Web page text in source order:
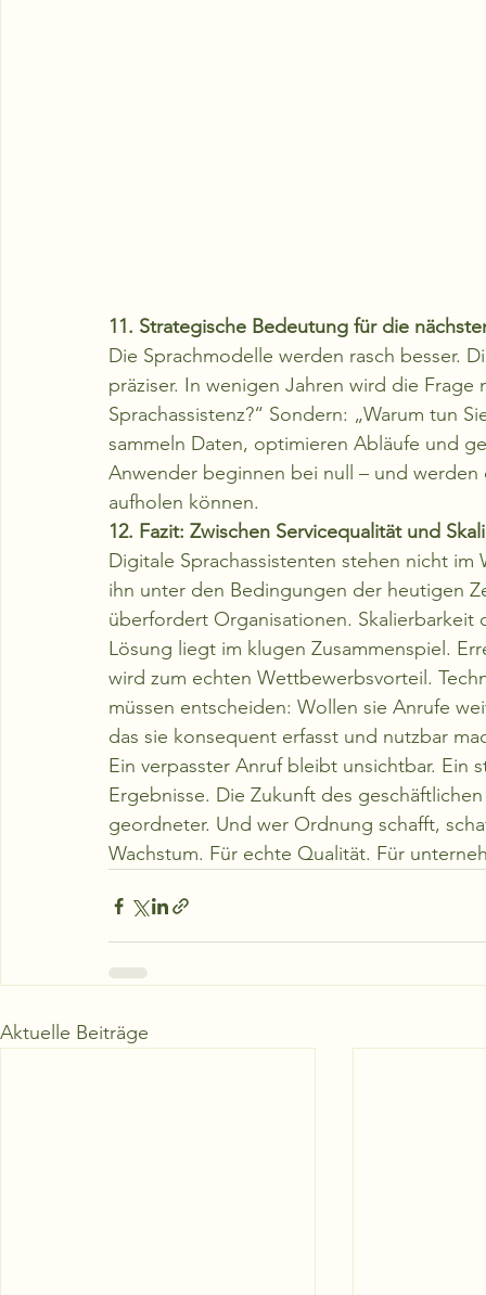
11. Strategische Bedeutung für die
Die Sprachmodelle werden rasch besser.
präziser. In wenigen Jahren wird die
Sprachassistenz?“ Sondern: „Warum tun
sammeln Daten, optimieren Abläufe und
Anwender beginnen bei null – und
aufholen können.
12. Fazit: Zwischen Servicequalität und
Digitale Sprachassistenten stehen nicht
ihn unter den Bedingungen der heutigen
überfordert Organisationen.
Lösung liegt im klugen Zusammenspiel.
wird zum echten Wettbewerbsvorteil.
müssen entscheiden: Wollen sie Anrufe
das sie konsequent erfasst und nutzbar
Ein verpasster Anruf bleibt unsichtbar. Ein
Ergebnisse. Die Zukunft des
geordneter. Und wer Ordnung schafft,
Wachstum. Für echte Qualität. Für
Aktuelle Beiträge